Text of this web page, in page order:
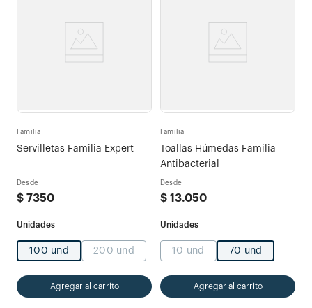
Familia
Servilletas Familia Expert
Desde
$ 7350
100 und 200 und
Agregar al carrito
Familia
Toallas Húmedas Familia
Antibacterial
Desde
$ 13.050
10 und 70 und
Agregar al carrito